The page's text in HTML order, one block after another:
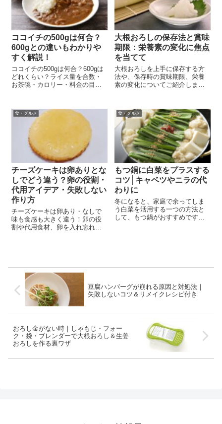
ココイチの500gは何合？
600gとの違いもわかりや
すく解説！
ココイチの500gは何合？600gは
どれくらい？ライス量を合数・
お茶碗・カロリー・料金の目安
大根おろしの保存法と賞味
期限：栄養素の変化に焦点
を当てて
大根おろしを上手に保存する方
法や、保存時の賞味期限、栄養
素の変化についてご紹介しま
かじめ作っておく方法について
考えたことはありますか？ 冷蔵
保存の際は、大根おろしが空気
に触れるのを極...
食・グルメ
チーズケーキは卵ありとな
しでどう違う？卵の役割・
代用アイデア・失敗しない
作り方
チーズケーキは卵あり・なしで
味も食感も大きく違う！卵の役
割や代用食材、卵を入れ忘れた
食・グルメ
もつ鍋に白菜をプラスする
コツ│キャベツやニラの代
わりに
冬になると、家庭で余ってしま
う白菜を活用する一つの方法と
して、もつ鍋がおすすめです。
豆腐ハンバーグが崩れる原因と対処法｜
失敗しないコツ＆リメイクレシピ付き
おろし金がない時｜しゃもじ・フォー
ク・袋・ブレンダーで大根おろし＆生姜
おろしを作る裏ワザ